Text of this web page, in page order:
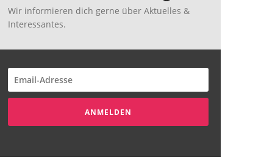
Wir informieren dich gerne über Aktuelles &
Interessantes.
ANMELDEN